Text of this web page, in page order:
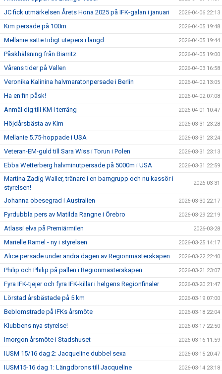
JC fick utmärkelsen Årets Hona 2025 på IFK-galan i januari 2026-04-06 22:13
Kim persade på 100m 2026-04-05 19:48
Mellanie satte tidigt utepers i längd 2026-04-05 19:44
Påskhälsning från Biarritz 2026-04-05 19:00
Vårens tider på Vallen 2026-04-03 16:58
Veronika Kalinina halvmaratonpersade i Berlin 2026-04-02 13:05
Ha en fin påsk! 2026-04-02 07:08
Anmäl dig till KM i terräng 2026-04-01 10:47
Höjdårsbästa av KIm 2026-03-31 23:28
Mellanie 5.75-hoppade i USA 2026-03-31 23:24
Veteran-EM-guld till Sara Wiss i Torun i Polen 2026-03-31 23:13
Ebba Wetterberg halvminutpersade på 5000m i USA 2026-03-31 22:59
Martina Zadig Waller, tränare i en barngrupp och nu kassör i
styrelsen!
2026-03-31
Johanna obesegrad i Australien 2026-03-30 22:17
Fyrdubbla pers av Matilda Rangne i Örebro 2026-03-29 22:19
Atlassi elva på Premiärmilen 2026-03-28
Marielle Ramel - ny i styrelsen 2026-03-25 14:17
Alice persade under andra dagen av Regionmästerskapen 2026-03-22 22:40
Philip och Philip på pallen i Regionmästerskapen 2026-03-21 23:07
Fyra IFK-tjejer och fyra IFK-killar i helgens Regionfinaler 2026-03-20 21:47
Lörstad årsbästade på 5 km 2026-03-19 07:00
Beblomstrade på IFKs årsmöte 2026-03-18 22:04
Klubbens nya styrelse! 2026-03-17 22:50
Imorgon årsmöte i Stadshuset 2026-03-16 11:59
IUSM 15/16 dag 2: Jacqueline dubbel sexa 2026-03-15 20:47
IUSM15-16 dag 1: Längdbrons till Jacqueline 2026-03-14 23:18